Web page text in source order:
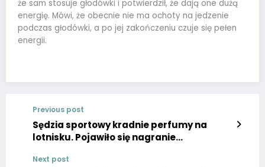
że sam stosuje głodówki i potwierdził, że dają one dużą
energię. Mówi, że obecnie nie ma ochoty na jedzenie
podczas głodówki, a po jej zakończeniu czuje się pełen
energii.
Previous post
Sędzia sportowy kradnie perfumy na
lotnisku. Pojawiło się nagranie
Next post